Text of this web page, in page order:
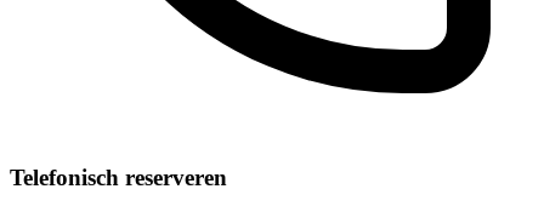
Telefonisch reserveren